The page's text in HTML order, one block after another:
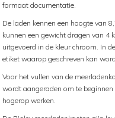
formaat documentatie.
De laden kennen een hoogte van
kunnen een gewicht dragen van 4
uitgevoerd in de kleur chroom. In
etiket waarop geschreven kan
Voor het vullen van de
wordt aangeraden om te
hogerop werken.